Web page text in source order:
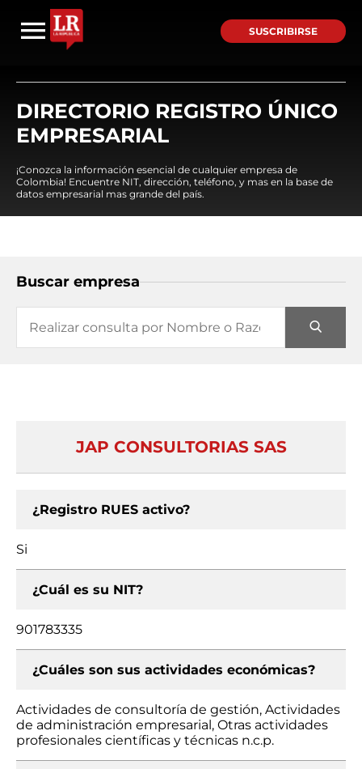
SUSCRIBIRSE
DIRECTORIO REGISTRO ÚNICO
EMPRESARIAL
¡Conozca la información esencial de cualquier empresa de
Colombia! Encuentre NIT, dirección, teléfono, y mas en la base de
datos empresarial mas grande del país.
Buscar empresa
JAP CONSULTORIAS SAS
¿Registro RUES activo?
Si
¿Cuál es su NIT?
901783335
¿Cuáles son sus actividades económicas?
Actividades de consultoría de gestión, Actividades
de administración empresarial, Otras actividades
profesionales científicas y técnicas n.c.p.